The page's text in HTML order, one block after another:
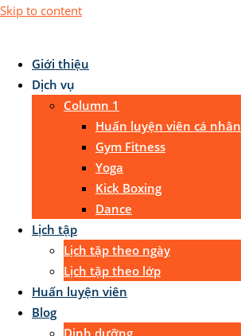
Skip to content
Giới thiệu
Dịch vụ
Column 1
Huấn luyện viên cá nhân
Gym Fitness
Yoga
Kick Boxing
Dance
Lịch tập
Lịch tập theo ngày
Lịch tập theo lớp
Huấn luyện viên
Blog
Dinh dưỡng